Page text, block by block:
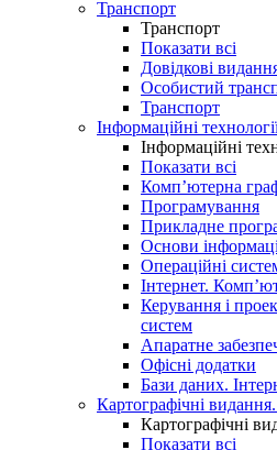
Транспорт
Транспорт
Показати всі
Довідкові
Особистий
Транспорт
Інформаційні
Інформаційні
Показати всі
Комп’ютерна
Програмування
Прикладне
Основи
Операційні
Інтернет.
Керування і
систем
Апаратне
Офісні додатки
Бази даних.
Картографічні
Картографічні
Показати всі